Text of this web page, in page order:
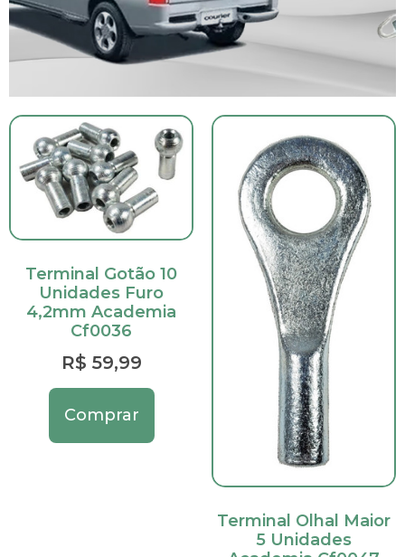
Terminal Gotão 10
Unidades Furo
4,2mm Academia
Cf0036
R$ 59,99
Comprar
Terminal Olhal Maior
5 Unidades